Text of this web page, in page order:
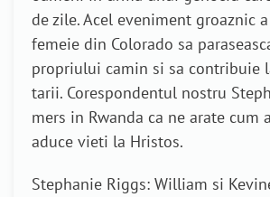
de zile. Acel eveniment groaznic
femeie din Colorado sa
propriului camin si sa contribuie
tarii. Corespondentul nostru
mers in Rwanda ca ne arate cum
aduce vieti la Hristos.
Stephanie Riggs: William si